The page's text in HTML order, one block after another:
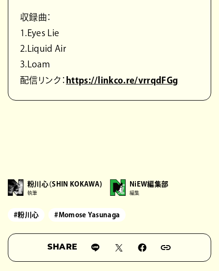
収録曲：
1.Eyes Lie
2.Liquid Air
3.Loam
配信リンク： https://linkco.re/vrrqdFGg
粉川心（SHIN KOKAWA)
執筆
NiEW編集部
編集
#粉川心 #Momose Yasunaga
SHARE